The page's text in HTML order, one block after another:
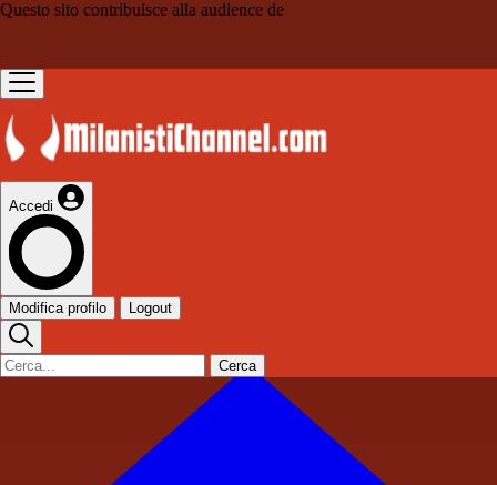
Questo sito contribuisce alla audience de
Accedi
Modifica profilo Logout
Cerca